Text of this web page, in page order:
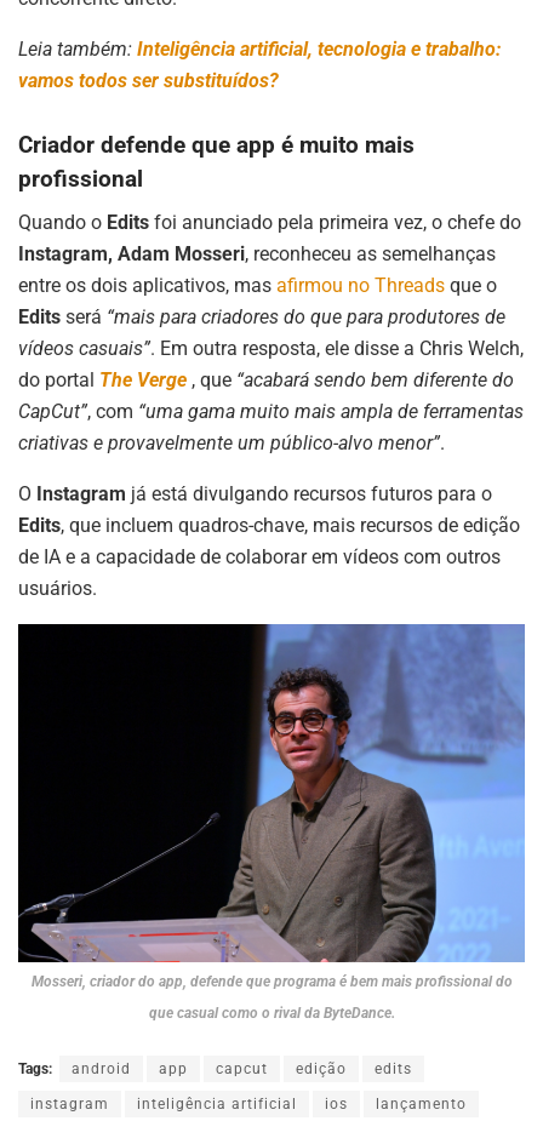
Leia também: Inteligência artificial, tecnologia e trabalho:
vamos todos ser substituídos?
Criador defende que app é muito mais
profissional
Quando o Edits foi anunciado pela primeira vez, o chefe do
Instagram, Adam Mosseri, reconheceu as semelhanças
entre os dois aplicativos, mas afirmou no Threads que o
Edits será “mais para criadores do que para produtores de
vídeos casuais”. Em outra resposta, ele disse a Chris Welch,
do portal The Verge , que “acabará sendo bem diferente do
CapCut”, com “uma gama muito mais ampla de ferramentas
criativas e provavelmente um público-alvo menor”.
O Instagram já está divulgando recursos futuros para o
Edits, que incluem quadros-chave, mais recursos de edição
de IA e a capacidade de colaborar em vídeos com outros
usuários.
Mosseri, criador do app, defende que programa é bem mais profissional do
que casual como o rival da ByteDance.
Tags: android app capcut edição edits
instagram inteligência artificial ios lançamento